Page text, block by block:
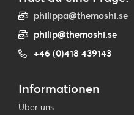
philippa@themoshi.se
philip@themoshi.se
+46 (0)418 439143
Informationen
Über uns